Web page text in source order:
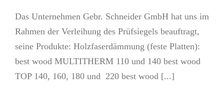
Das Unternehmen Gebr. Schneider GmbH hat uns im
Rahmen der Verleihung des Prüfsiegels beauftragt,
seine Produkte: Holzfaserdämmung (feste Platten):
best wood MULTITHERM 110 und 140 best wood
TOP 140, 160, 180 und 220 best wood [...]